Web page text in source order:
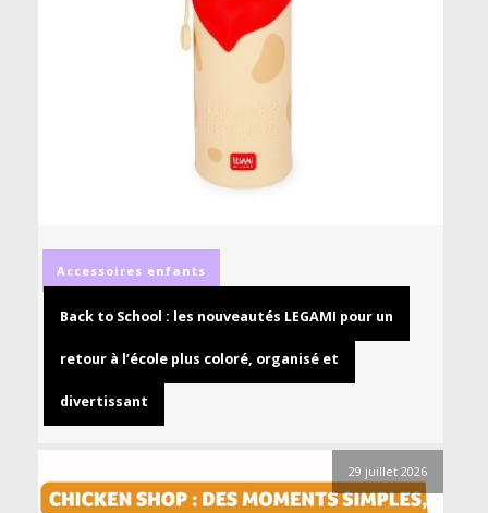
Accessoires enfants
Back to School : les nouveautés LEGAMI pour un
retour à l’école plus coloré, organisé et
divertissant
29 juillet 2026